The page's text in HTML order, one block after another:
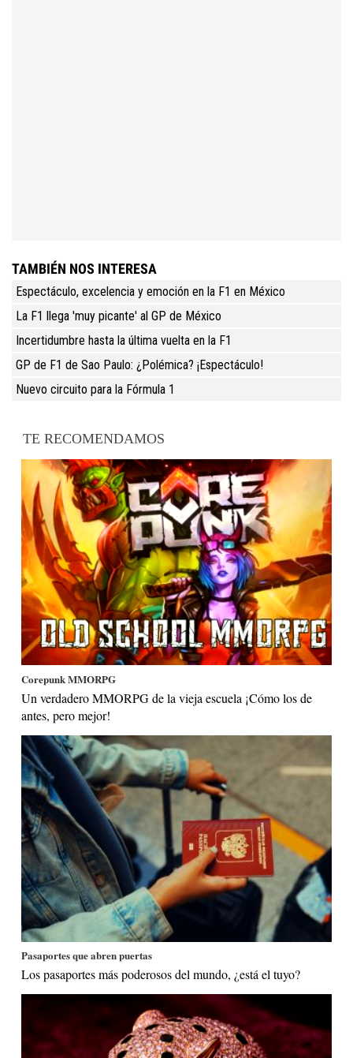
TAMBIÉN NOS INTERESA
Espectáculo, excelencia y emoción en la F1 en México
La F1 llega 'muy picante' al GP de México
Incertidumbre hasta la última vuelta en la F1
GP de F1 de Sao Paulo: ¿Polémica? ¡Espectáculo!
Nuevo circuito para la Fórmula 1
TE RECOMENDAMOS
Corepunk MMORPG
Un verdadero MMORPG de la vieja escuela ¡Cómo los de
antes, pero mejor!
Pasaportes que abren puertas
Los pasaportes más poderosos del mundo, ¿está el tuyo?